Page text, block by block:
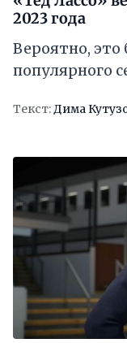
2023 года
Вероятно,
популярного
Текст:Дима